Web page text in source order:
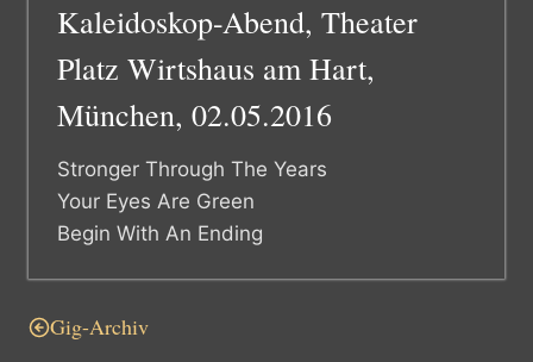
Kaleidoskop-Abend, Theater
Platz Wirtshaus am Hart,
München, 02.05.2016
Stronger Through The Years
Your Eyes Are Green
Begin With An Ending
Gig-Archiv